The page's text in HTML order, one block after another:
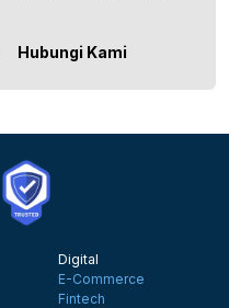
Hubungi Kami
Digital
E-Commerce
Fintech